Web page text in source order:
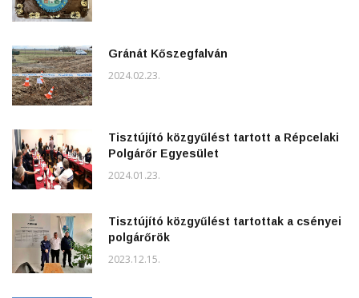
Gránát Kőszegfalván
2024.02.23.
Tisztújító közgyűlést tartott a Répcelaki
Polgárőr Egyesület
2024.01.23.
Tisztújító közgyűlést tartottak a csényei
polgárőrök
2023.12.15.